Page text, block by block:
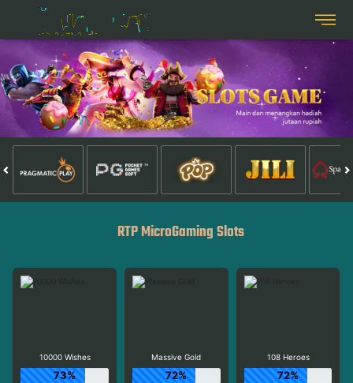
RTP MicroGaming Slots
10000 Wishes
73%
Massive Gold
72%
108 Heroes
72%